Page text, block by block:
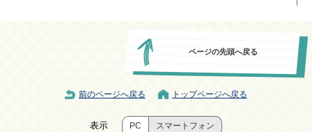
ページの先頭へ戻る
前のページへ戻る トップページへ戻る
表示 PC スマートフォン